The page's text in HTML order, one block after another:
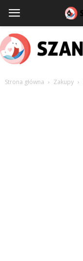
Strona główna Zakupy